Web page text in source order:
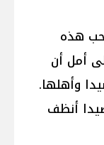
هذه
أمل أن
وأهلها.
أنظف